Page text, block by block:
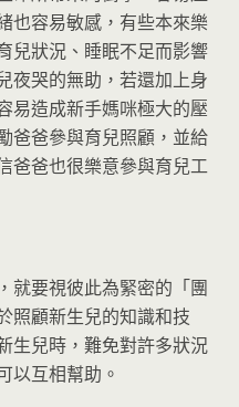
也容易敏感，有些本來樂
兒狀況、睡眠不足而影響
夜哭的無助，若還加上身
易造成新手媽咪極大的壓
爸爸參與育兒照顧，並給
爸爸也很樂意參與育兒工
就要視彼此為緊密的「團
照顧新生兒的知識和技
生兒時，難免對許多狀況
以互相幫助。